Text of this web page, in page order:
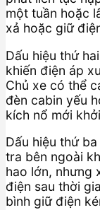
một tuần hoặc
xả hoặc giữ
Dấu hiệu thứ
khiến điện áp
Chủ xe có thể
đèn cabin yếu
kích nổ mới
Dấu hiệu thứ
tra bên ngoài
hao lớn, nhưng
điện sau thời
bình giữ điện